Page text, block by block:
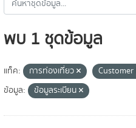
พบ 1 ชุดข้อมูล
แท็ค: การท่องเที่ยว
ข้อมูล:
ข้อมูลระเบียน